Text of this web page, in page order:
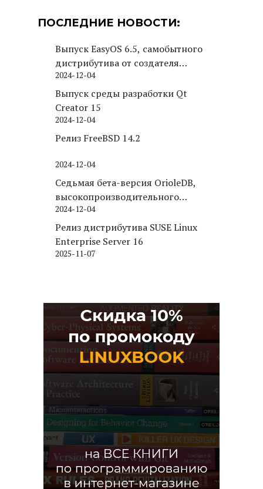
ПОСЛЕДНИЕ НОВОСТИ:
Выпуск EasyOS 6.5, самобытного
дистрибутива от создателя
Puppy Linux
2024-12-04
Выпуск среды разработки Qt
Creator 15
2024-12-04
Релиз FreeBSD 14.2
2024-12-04
Седьмая бета-версия OrioleDB,
высокопроизводительного
движка хранения для PostgreSQL
2024-12-04
Релиз дистрибутива SUSE Linux
Enterprise Server 16
2025-11-07